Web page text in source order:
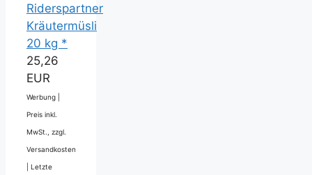
Riderspartner
Kräutermüsli
20 kg *
25,26
EUR
Werbung |
Preis inkl.
MwSt., zzgl.
Versandkosten
Letzte